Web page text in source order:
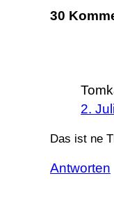
30
2.
Das ist ne
Antworten